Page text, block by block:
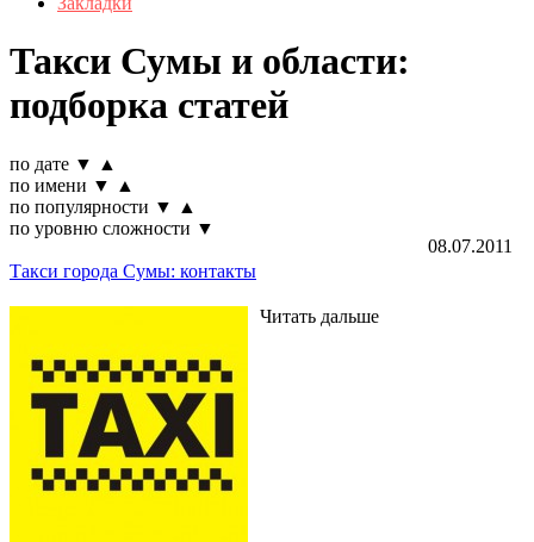
Такси Сумы и области:
подборка статей
по дате ▼
▲
по имени ▼
▲
по популярности ▼
▲
по уровню сложности ▼
08.07.2011
Такси города Сумы: контакты
Читать дальше